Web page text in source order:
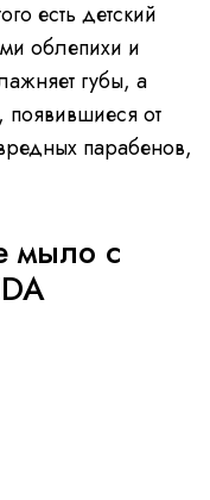
есть детский
облепихи и
губы, а
от
парабенов,
мыло с